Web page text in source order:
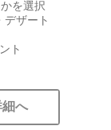
を選択
ザート
ト
細へ